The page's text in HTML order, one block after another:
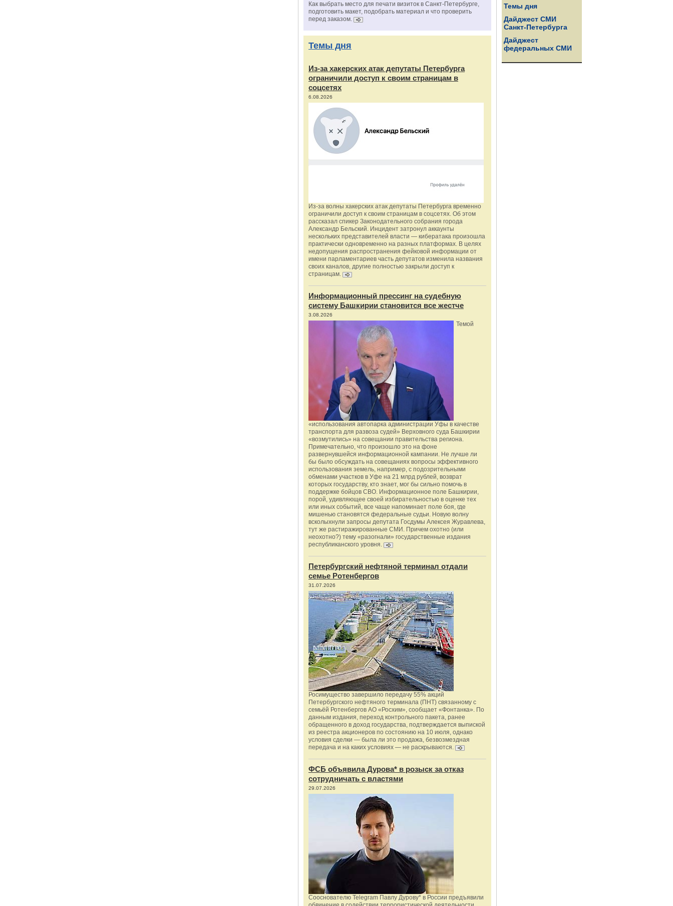
Как выбрать место для печати визиток в Санкт-Петербурге,
подготовить макет, подобрать материал и что проверить
перед заказом.
Темы дня
Из‑за хакерских атак депутаты Петербурга
ограничили доступ к своим страницам в
соцсетях
6.08.2026
Из‑за волны хакерских атак депутаты Петербурга временно
ограничили доступ к своим страницам в соцсетях. Об этом
рассказал спикер Законодательного собрания города
Александр Бельский. Инцидент затронул аккаунты
нескольких представителей власти — кибератака произошла
практически одновременно на разных платформах. В целях
недопущения распространения фейковой информации от
имени парламентариев часть депутатов изменила названия
своих каналов, другие полностью закрыли доступ к
страницам.
Информационный прессинг на судебную
систему Башкирии становится все жестче
3.08.2026
Темой
«использования автопарка администрации Уфы в качестве
транспорта для развоза судей» Верховного суда Башкирии
«возмутились» на совещании правительства региона.
Примечательно, что произошло это на фоне
развернувшейся информационной кампании. Не лучше ли
бы было обсуждать на совещаниях вопросы эффективного
использования земель, например, с подозрительными
обменами участков в Уфе на 21 млрд рублей, возврат
которых государству, кто знает, мог бы сильно помочь в
поддержке бойцов СВО. Информационное поле Башкирии,
порой, удивляющее своей избирательностью в оценке тех
или иных событий, все чаще напоминает поле боя, где
мишенью становятся федеральные судьи. Новую волну
всколыхнули запросы депутата Госдумы Алексея Журавлева,
тут же растиражированные СМИ. Причем охотно (или
неохотно?) тему «разогнали» государственные издания
республиканского уровня.
Петербургский нефтяной терминал отдали
семье Ротенбергов
31.07.2026
Росимущество завершило передачу 55% акций
Петербургского нефтяного терминала (ПНТ) связанному с
семьёй Ротенбергов АО «Росхим», сообщает «Фонтанка». По
данным издания, переход контрольного пакета, ранее
обращенного в доход государства, подтверждается выпиской
из реестра акционеров по состоянию на 10 июля, однако
условия сделки — была ли это продажа, безвозмездная
передача и на каких условиях — не раскрываются.
ФСБ объявила Дурова* в розыск за отказ
сотрудничать с властями
29.07.2026
Сооснователю Telegram Павлу Дурову* в России предъявили
Темы дня
Дайджест СМИ
Санкт-Петербурга
Дайджест
федеральных СМИ